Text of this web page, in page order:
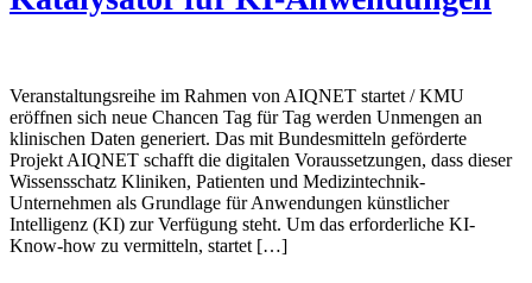
Veranstaltungsreihe im Rahmen von AIQNET startet / KMU
eröffnen sich neue Chancen Tag für Tag werden Unmengen an
klinischen Daten generiert. Das mit Bundesmitteln geförderte
Projekt AIQNET schafft die digitalen Voraussetzungen, dass dieser
Wissensschatz Kliniken, Patienten und Medizintechnik-
Unternehmen als Grundlage für Anwendungen künstlicher
Intelligenz (KI) zur Verfügung steht. Um das erforderliche KI-
Know-how zu vermitteln, startet […]